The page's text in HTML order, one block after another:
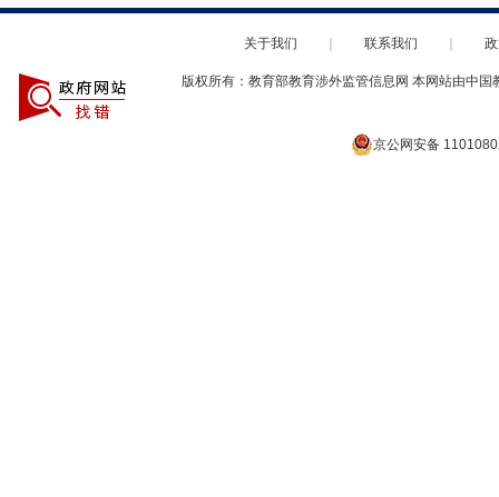
关于我们 联系我们
版权所有：教育部教育涉外监管信息网 本网站由中
京公网安备